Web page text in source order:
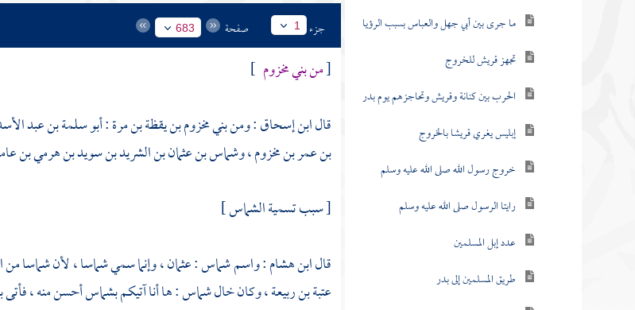
ما جرى بين أبي جهل والعباس بسبب الرؤيا
تجهز قريش للخروج
الحرب بين كنانة وقريش وتحاجزهم يوم بدر
إبليس يغري قريشا بالخروج
خروج رسول الله صلى الله عليه وسلم
رايتا الرسول صلى الله عليه وسلم
عدد إبل المسلمين
طريق المسلمين إلى بدر
جزء 1 صفحة 683
[من بني مخزوم ]
قالابن إسحاق: ومنبني مخزوم بن يقظة بن مرة:أبو سلمة بن عبد
بن عمر بن مخزوم،وشماس بن عثمان بن الشريد بن سويد بن هرمي بن
[ سبب تسمية الشماس ]
قالابن هشام :واسم شماس :عثمان، وإنما سمي شماسا ، لأن شماسا من
عتبة بن ربيعة، وكان خال شماس : ها أنا آتيكم بشماس أحسن منه ، فأتى